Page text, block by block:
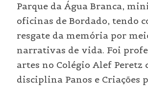
Parque da Água Branca,
oficinas de Bordado, tendo
resgate da memória por
narrativas de vida. Foi
artes no Colégio Alef Peretz
disciplina Panos e Criações